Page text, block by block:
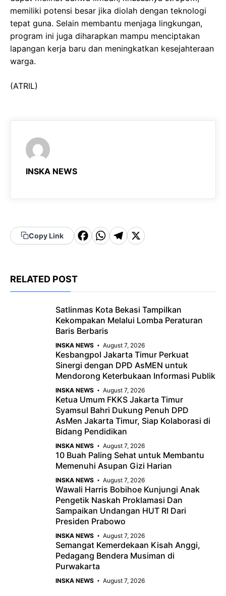
memiliki potensi besar jika diolah dengan teknologi
tepat guna. Selain membantu menjaga lingkungan,
program ini juga diharapkan mampu menciptakan
lapangan kerja baru dan meningkatkan kesejahteraan
warga.
(ATRIL)
INSKA NEWS
Copy Link
F
o
o
k
W
A
p
p
T
a
X
RELATED POST
Satlinmas Kota Bekasi Tampilkan
Kekompakan Melalui Lomba Peraturan
Baris Berbaris
INSKA NEWS August 7, 2026
Kesbangpol Jakarta Timur Perkuat
Sinergi dengan DPD AsMEN untuk
Mendorong Keterbukaan Informasi Publik
INSKA NEWS August 7, 2026
Ketua Umum FKKS Jakarta Timur
Syamsul Bahri Dukung Penuh DPD
AsMen Jakarta Timur, Siap Kolaborasi di
Bidang Pendidikan
INSKA NEWS August 7, 2026
10 Buah Paling Sehat untuk Membantu
Memenuhi Asupan Gizi Harian
INSKA NEWS August 7, 2026
Wawali Harris Bobihoe Kunjungi Anak
Pengetik Naskah Proklamasi Dan
Sampaikan Undangan HUT RI Dari
Presiden Prabowo
INSKA NEWS August 7, 2026
Semangat Kemerdekaan Kisah Anggi,
Pedagang Bendera Musiman di
Purwakarta
INSKA NEWS August 7, 2026